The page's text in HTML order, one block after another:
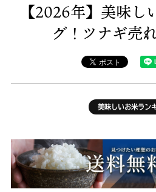
【2026年】美味し
グ！ツナギ売
美味しいお米ラン